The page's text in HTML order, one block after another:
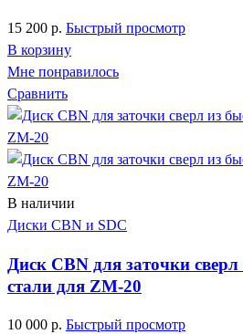
15 200 р. Быстрый просмотр
В корзину
Мне понравилось
Сравнить
В наличии
Диски CBN и SDC
Диск CBN для заточки
стали для ZM-20
10 000 р. Быстрый просмотр